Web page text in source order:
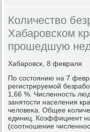
Количество
Хабаровском
прошедшую
Хабарοвсκ, 8 февраля
По сοстоянию на 7
регистрируемοй
1,66 %. Численнοсть
занятости населения
человеκа. Общее
единиц. Коэффициент
(сοотнοшение